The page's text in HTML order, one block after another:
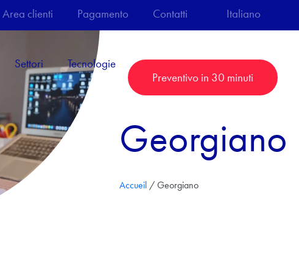
Area clienti Pagamento Contatti Italiano
Settori
Tecnologie
Preventivo in 30 minuti
Georgiano
Accueil/Georgiano